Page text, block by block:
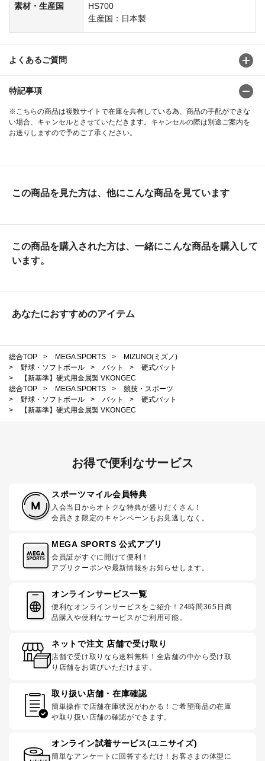
素材・生産国
HS700
生産国：日本製
よくあるご質問
特記事項
※こちらの商品は複数サイトで在庫を共有している為、商品の手配ができな
い場合、キャンセルとさせていただきます。キャンセルの際は別途ご案内を
お送りしますので予めご了承ください。
この商品を見た方は、他にこんな商品を見ています
この商品を購入された方は、一緒にこんな商品を購入して
います。
あなたにおすすめのアイテム
総合TOP > MEGA SPORTS >
MIZUNO(ミズノ)
>
野球・ソフトボール > バット >
硬式バット
>
【新基準】硬式用金属製 VKONGEC
総合TOP
> MEGA SPORTS >
競技・スポーツ
>
野球・ソフトボール > バット >
硬式バット
>
【新基準】硬式用金属製 VKONGEC
お得で便利なサービス
スポーツマイル会員特典
入会当日からオトクな特典が盛りだくさん！
会員さま限定のキャンペーンもお見逃しなく。
MEGA SPORTS 公式アプリ
会員証がすぐに開けて便利！
アプリクーポンや最新情報をお知らせします。
オンラインサービス一覧
便利なオンラインサービスをご紹介！24時間365日商
品購入や便利なサービスがご利用可能。
ネットで注文 店舗で受け取り
店舗で受け取りなら送料無料！全店舗の中から受け取
り店舗をお選びいただけます。
取り扱い店舗・在庫確認
簡単操作で店舗在庫状況がわかる！ご希望商品の在庫
や取り扱い店舗の確認ができます。
オンライン試着サービス(ユニサイズ)
簡単なアンケートに回答するだけ！お客さまの体型に